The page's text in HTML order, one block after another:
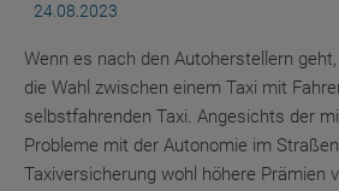
24.08.2023
Wenn es nach den Autoherstellern
die Wahl zwischen einem Taxi mit
selbstfahrenden Taxi. Angesichts der
Probleme mit der Autonomie im
Taxiversicherung wohl höhere Prämien